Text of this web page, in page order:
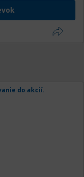
kedy sa 24
zhromaždilo
Wall Street, teda
sa začalo
(Buttonwood
čiže platanovej
prvé stanovy
do akcií.